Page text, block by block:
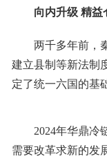
向内升级 精益
两千多年前，
建立县制等新法制
定了统一六国的基
2024年华鼎冷
需要改革求新的发